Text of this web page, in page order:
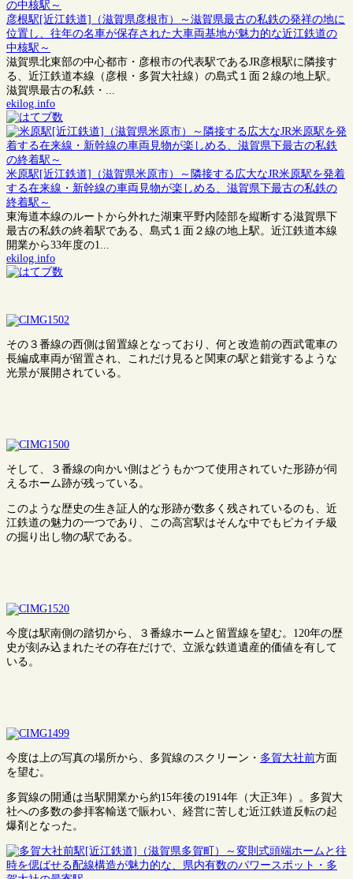
彦根駅[近江鉄道]（滋賀県彦根市）～滋賀県最古の私鉄の発祥の地に
位置し、往年の名車が保存された大車両基地が魅力的な近江鉄道の
中核駅～
滋賀県北東部の中心都市・彦根市の代表駅であるJR彦根駅に隣接す
る、近江鉄道本線（彦根・多賀大社線）の島式１面２線の地上駅。
滋賀県最古の私鉄・...
ekilog.info
米原駅[近江鉄道]（滋賀県米原市）～隣接する広大なJR米原駅を発着
する在来線・新幹線の車両見物が楽しめる、滋賀県下最古の私鉄の
終着駅～
東海道本線のルートから外れた湖東平野内陸部を縦断する滋賀県下
最古の私鉄の終着駅である、島式１面２線の地上駅。近江鉄道本線
開業から33年度の1...
ekilog.info
その３番線の西側は留置線となっており、何と改造前の西武電車の
長編成車両が留置され、これだけ見ると関東の駅と錯覚するような
光景が展開されている。
そして、３番線の向かい側はどうもかつて使用されていた形跡が伺
えるホーム跡が残っている。
このような歴史の生き証人的な形跡が数多く残されているのも、近
江鉄道の魅力の一つであり、この高宮駅はそんな中でもピカイチ級
の掘り出し物の駅である。
今度は駅南側の踏切から、３番線ホームと留置線を望む。120年の歴
史が刻み込まれたその存在だけで、立派な鉄道遺産的価値を有して
いる。
今度は上の写真の場所から、多賀線のスクリーン・ 多賀大社前方面
を望む。
多賀線の開通は当駅開業から約15年後の1914年（大正3年）。多賀大
社への多数の参拝客輸送で賑わい、経営に苦しむ近江鉄道反転の起
爆剤となった。